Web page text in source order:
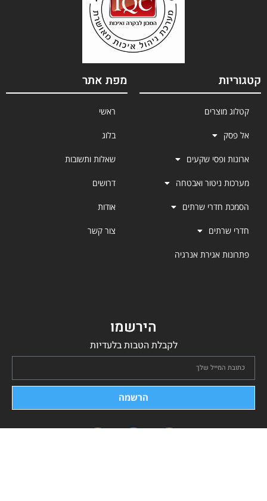
קטגוריות
קטלוג מוצרים
אל פסק
ארונות ופסי שקעים
מערכות ניטור ואבטחה
הסמכת חדרי שרתים
חדרי שרתים
פתרונות אגירת אנרגיה
מפת אתר
ראשי
בלוג
שאלות ותשובות
דרושים
אודות
צור קשר
הירשמו
לקבלת הטבות בלעדיות
הרשמה